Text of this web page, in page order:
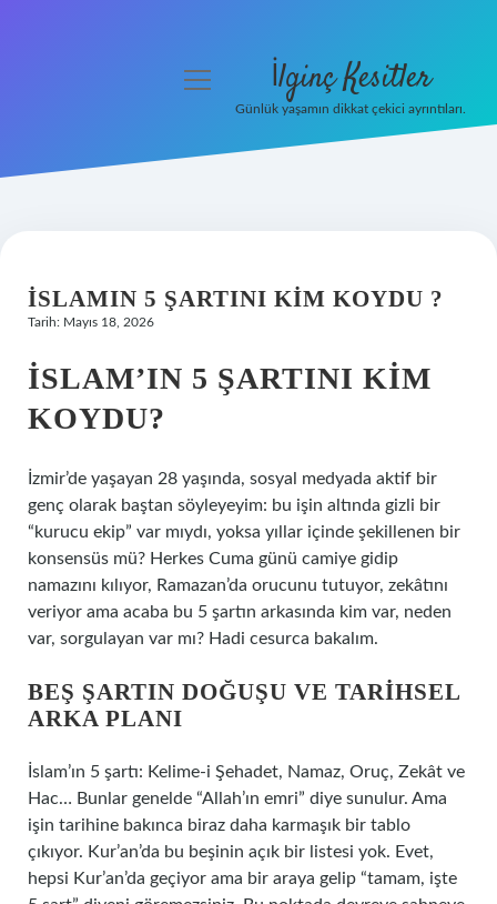
Hakkımızda
menüyü
İlginç Kesitler
Günlük yaşamın dikkat çekici ayrıntıları.
İSLAMIN 5 ŞARTINI KIM KOYDU ?
Tarih: Mayıs 18, 2026
İSLAM’IN 5 ŞARTINI KIM
KOYDU?
İzmir’de yaşayan 28 yaşında, sosyal medyada aktif bir
genç olarak baştan söyleyeyim: bu işin altında gizli bir
“kurucu ekip” var mıydı, yoksa yıllar içinde şekillenen bir
konsensüs mü? Herkes Cuma günü camiye gidip
namazını kılıyor, Ramazan’da orucunu tutuyor, zekâtını
veriyor ama acaba bu 5 şartın arkasında kim var, neden
var, sorgulayan var mı? Hadi cesurca bakalım.
BEŞ ŞARTIN DOĞUŞU VE TARIHSEL
ARKA PLANI
İslam’ın 5 şartı: Kelime-i Şehadet, Namaz, Oruç, Zekât ve
Hac… Bunlar genelde “Allah’ın emri” diye sunulur. Ama
işin tarihine bakınca biraz daha karmaşık bir tablo
çıkıyor. Kur’an’da bu beşinin açık bir listesi yok. Evet,
hepsi Kur’an’da geçiyor ama bir araya gelip “tamam, işte